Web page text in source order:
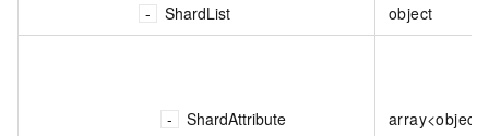
ShardList object
ShardAttribute array<object>